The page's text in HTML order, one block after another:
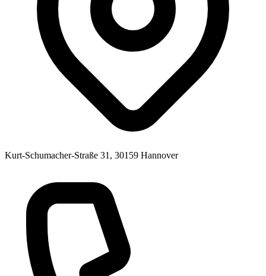
Kurt-Schumacher-Straße 31, 30159 Hannover